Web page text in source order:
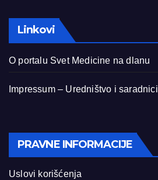
Linkovi
O portalu Svet Medicine na dlanu
Impressum – Uredništvo i saradnici
PRAVNE INFORMACIJE
Uslovi korišćenja